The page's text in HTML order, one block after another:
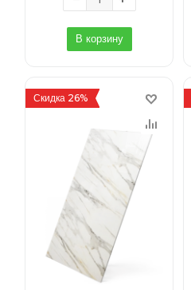
В корзину
Скидка 26%